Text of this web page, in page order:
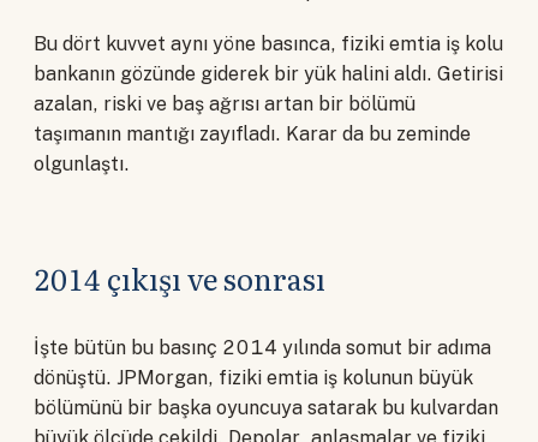
Bu dört kuvvet aynı yöne basınca, fiziki emtia iş kolu
bankanın gözünde giderek bir yük halini aldı. Getirisi
azalan, riski ve baş ağrısı artan bir bölümü
taşımanın mantığı zayıfladı. Karar da bu zeminde
olgunlaştı.
2014 çıkışı ve sonrası
İşte bütün bu basınç 2014 yılında somut bir adıma
dönüştü. JPMorgan, fiziki emtia iş kolunun büyük
bölümünü bir başka oyuncuya satarak bu kulvardan
büyük ölçüde çekildi. Depolar, anlaşmalar ve fiziki